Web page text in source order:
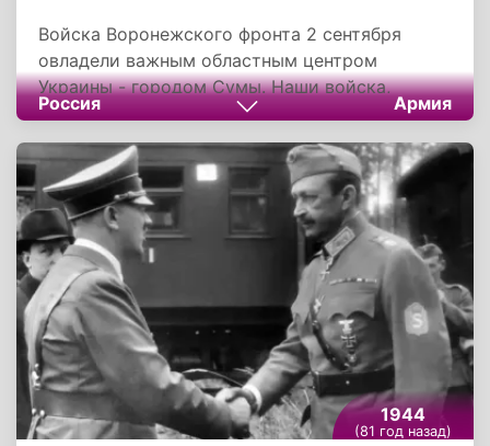
Войска Воронежского фронта 2 сентября
овладели важным областным центром
Украины - городом Сумы. Наши войска,
наступающие южнее Брянска, заняли свыше
130 населённых пунктов, в том числе
овладели городом Кролевец, районным
центром Сумской области Ямполь, районным
центром Курской области Глушково.
Россия Армия
1944
(81 год назад)